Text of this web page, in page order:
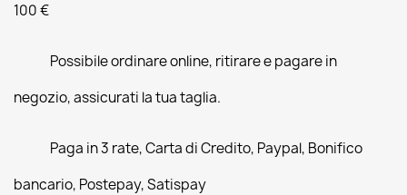
100 €
Possibile ordinare online, ritirare e pagare in
negozio, assicurati la tua taglia.
Paga in 3 rate, Carta di Credito, Paypal, Bonifico
bancario, Postepay, Satispay